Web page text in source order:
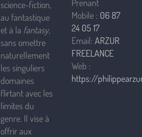
science-fiction,
au fantastique
et à la fantasy,
sans omettre
naturellement
les singuliers
domaines
flirtant avec les
limites du
genre. Il vise à
offrir aux
Prenant
Mobile : 06 87
24 05 17
Email: ARZUR
FREELANCE
Web :
https://